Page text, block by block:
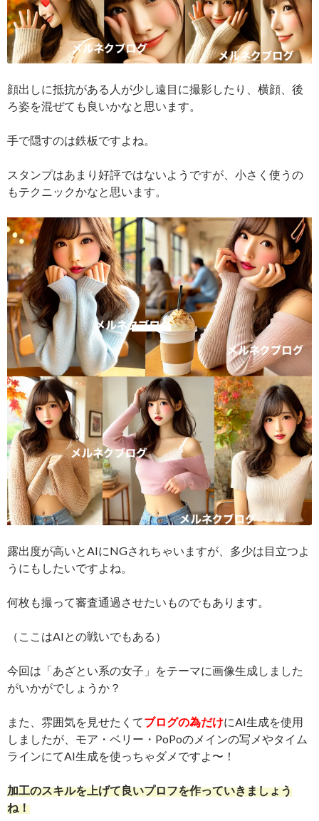
顔出しに抵抗がある人が少し遠目に撮影したり、横顔、後
ろ姿を混ぜても良いかなと思います。
手で隠すのは鉄板ですよね。
スタンプはあまり好評ではないようですが、小さく使うの
もテクニックかなと思います。
露出度が高いとAIにNGされちゃいますが、多少は目立つよ
うにもしたいですよね。
何枚も撮って審査通過させたいものでもあります。
（ここはAIとの戦いでもある）
今回は「あざとい系の女子」をテーマに画像生成しました
がいかがでしょうか？
また、雰囲気を見せたくてブログの為だけにAI生成を使用
しましたが、モア・ベリー・PoPoのメインの写メやタイム
ラインにてAI生成を使っちゃダメですよ〜！
加工のスキルを上げて良いプロフを作っていきましょう
ね！